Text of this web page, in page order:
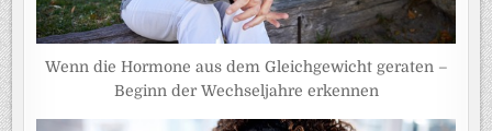
Wenn die Hormone aus dem Gleichgewicht geraten –
Beginn der Wechseljahre erkennen